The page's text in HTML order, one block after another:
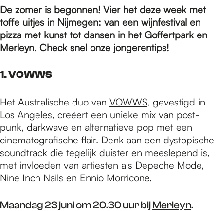
m
e
a
g
e
De zomer is begonnen! Vier het deze week met
toffe uitjes in Nijmegen: van een wijnfestival en
pizza met kunst tot dansen in het Goffertpark en
Merleyn. Check snel onze jongerentips!
1. VOWWS
Het Australische duo van VOWWS, gevestigd in
Los Angeles, creëert een unieke mix van post-
punk, darkwave en alternatieve pop met een
cinematografische flair. Denk aan een dystopische
soundtrack die tegelijk duister en meeslepend is,
met invloeden van artiesten als Depeche Mode,
Nine Inch Nails en Ennio Morricone.
Maandag 23 juni om 20.30 uur bijMerleyn.